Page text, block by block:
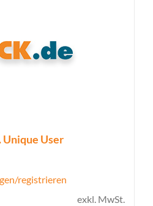
Unique User
registrieren
exkl. MwSt.